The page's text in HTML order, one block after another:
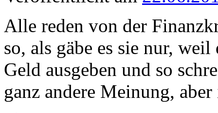
Alle reden von der
so, als gäbe es sie nur,
Geld ausgeben und so
ganz andere Meinung,